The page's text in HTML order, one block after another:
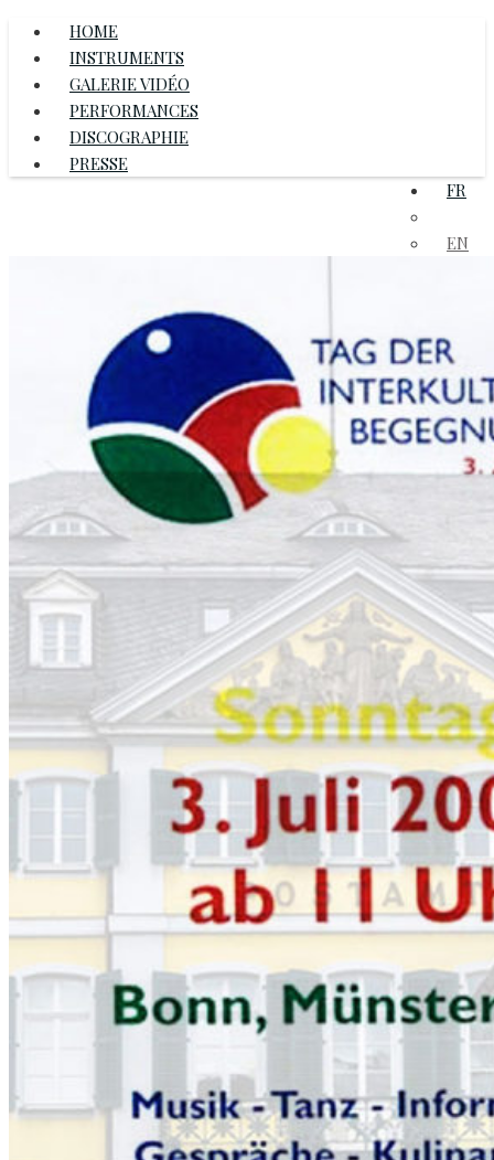
HOME
INSTRUMENTS
GALERIE VIDÉO
PERFORMANCES
DISCOGRAPHIE
PRESSE
FR
EN